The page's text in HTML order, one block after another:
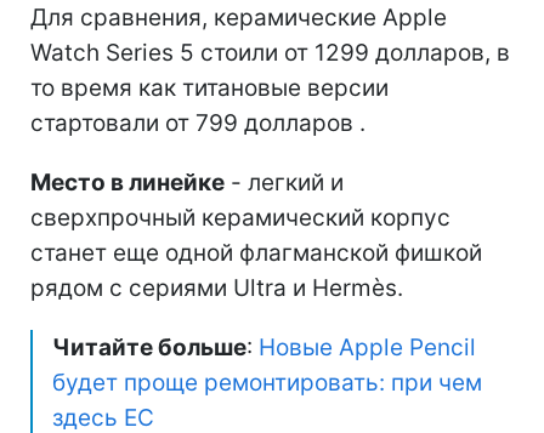
Для сравнения, керамические Apple
Watch Series 5 стоили от 1299 долларов, в
то время как титановые версии
стартовали от 799 долларов .
Место в линейке - легкий и
сверхпрочный керамический корпус
станет еще одной флагманской фишкой
рядом с сериями Ultra и Hermès.
Читайте больше: Новые Apple Pencil
будет проще ремонтировать: при чем
здесь ЕС